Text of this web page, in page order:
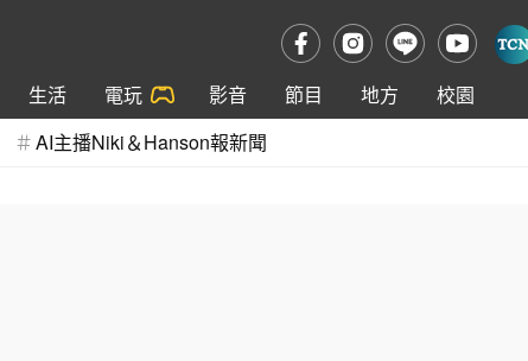
生活 電玩 影音 節目 地方
校園
AI主播Niki＆Hanson報新聞